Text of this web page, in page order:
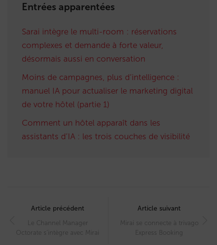
Entrées apparentées
Sarai intègre le multi-room : réservations
complexes et demande à forte valeur,
désormais aussi en conversation
Moins de campagnes, plus d’intelligence :
manuel IA pour actualiser le marketing digital
de votre hôtel (partie 1)
Comment un hôtel apparaît dans les
assistants d’IA : les trois couches de visibilité
navigation
Article précédent
Le Channel Manager
Octorate s’intègre avec Mirai
Article suivant
Mirai se connecte à trivago
Express Booking